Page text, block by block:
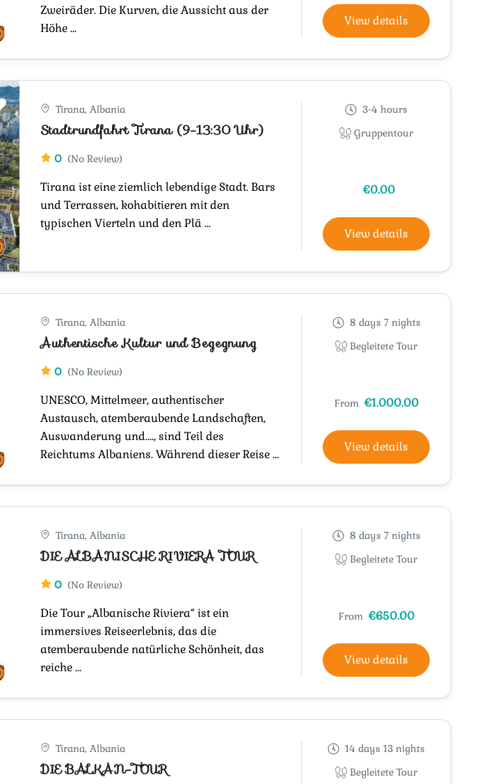
Zweiräder. Die Kurven, die Aussicht aus der
Höhe ...
View details
Tirana, Albania
Stadtrundfahrt Tirana (9-13:30 Uhr)
0 (No Review)
Tirana ist eine ziemlich lebendige Stadt. Bars
und Terrassen, kohabitieren mit den
typischen Vierteln und den Plä ...
3-4 hours
Gruppentour
€0.00
View details
Tirana, Albania
Authentische Kultur und Begegnung
0 (No Review)
UNESCO, Mittelmeer, authentischer
Austausch, atemberaubende Landschaften,
Auswanderung und…., sind Teil des
Reichtums Albaniens. Während dieser Reise ...
8 days 7 nights
Begleitete Tour
From €1.000.00
View details
Tirana, Albania
DIE ALBANISCHE RIVIERA TOUR
0 (No Review)
Die Tour „Albanische Riviera“ ist ein
immersives Reiseerlebnis, das die
atemberaubende natürliche Schönheit, das
reiche ...
8 days 7 nights
Begleitete Tour
From €650.00
View details
Tirana, Albania
DIE BALKAN-TOUR
14 days 13 nights
Begleitete Tour